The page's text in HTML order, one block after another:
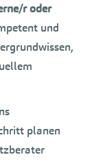
r oder
und
planen